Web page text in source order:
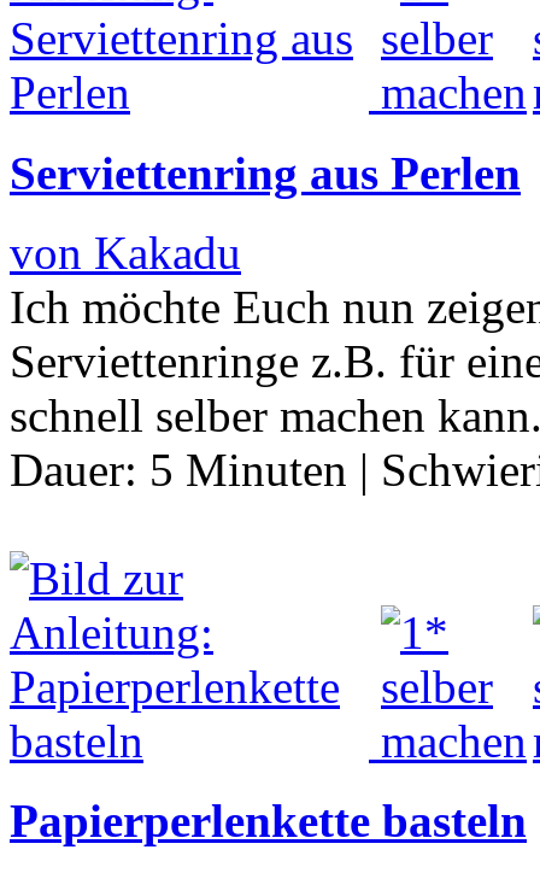
Serviettenring aus Perlen
von Kakadu
Ich möchte Euch nun
Serviettenringe z.B. für
schnell selber machen
Dauer: 5 Minuten |
Papierperlenkette basteln